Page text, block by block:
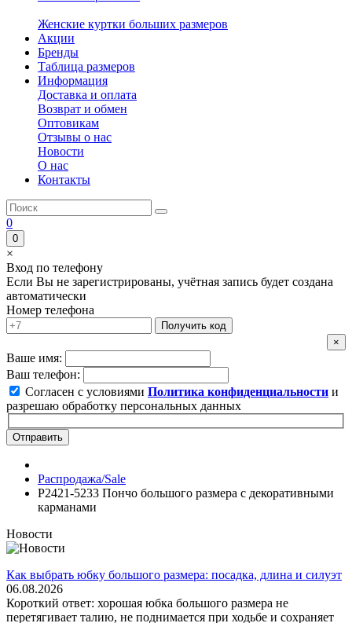
Женские куртки больших размеров
Акции
Бренды
Таблица размеров
Информация
Доставка и оплата
Возврат и обмен
Оптовикам
Отзывы о нас
Новости
О нас
Контакты
0
0
×
Вход по телефону
Если Вы не зарегистрированы, учётная запись будет создана
автоматически
Номер телефона
Получить код
×
Ваше имя:
Ваш телефон:
Согласен с условиями Политика конфиденциальности и
разрешаю обработку персональных данных
Отправить
Распродажа/Sale
P2421-5233 Пончо большого размера с декоративными
карманами
Новости
Как выбрать юбку большого размера: посадка, длина и силуэт
06.08.2026
Короткий ответ: хорошая юбка большого размера не
перетягивает талию, не поднимается при ходьбе и сохраняет